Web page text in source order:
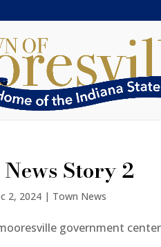
Story 2
2, 2024 | Town News